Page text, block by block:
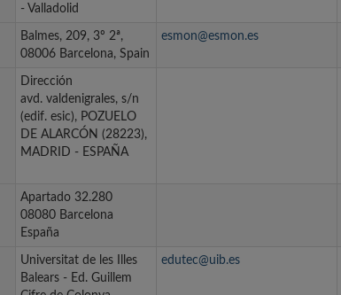
- Valladolid
Balmes, 209, 3º 2ª,
08006 Barcelona, Spain
esmon@esmon.es
Dirección
avd. valdenigrales, s/n
(edif. esic), POZUELO
DE ALARCÓN (28223),
MADRID - ESPAÑA
Apartado 32.280
08080 Barcelona
España
Universitat de les Illes
Balears - Ed. Guillem
edutec@uib.es